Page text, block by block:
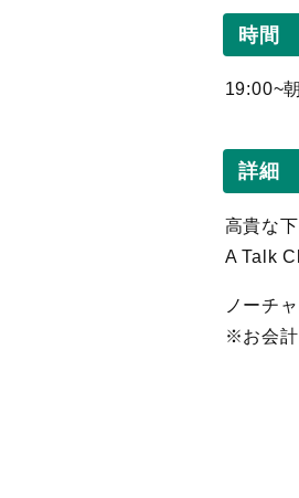
時間
19:00~
詳細
高貴な
A Talk
ノーチ
※お会計